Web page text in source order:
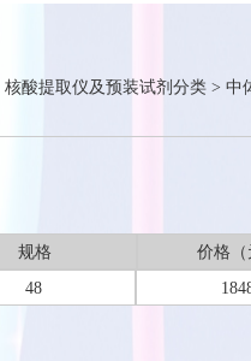
核酸提取仪及预装试剂分类 > 中
规格
价格（
48